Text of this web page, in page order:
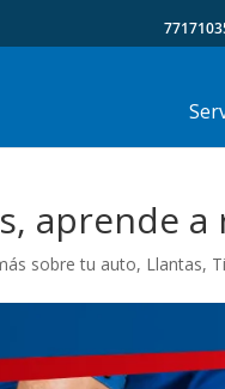
aprende
sobre tu auto, Llantas,